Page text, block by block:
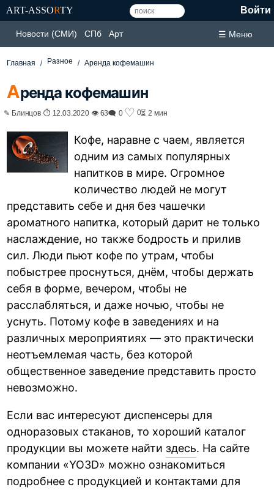
ART-ASSORTY Войти
Новости (СМИ) СПб Арт ☰ Меню
Главная Разное Аренда кофемашин
Аренда кофемашин
✎ Блинцов ⏱ 12.03.2020 👁 63🗨 0 ♡ 0⏳ 2 мин
Кофе, наравне с чаем, является
одним из самых популярных
напитков в мире. Огромное
количество людей не могут
представить себе и дня без чашечки
ароматного напитка, который дарит не только
наслаждение, но также бодрость и прилив
сил. Люди пьют кофе по утрам, чтобы
побыстрее проснуться, днём, чтобы держать
себя в форме, вечером, чтобы не
расслабляться, и даже ночью, чтобы не
уснуть. Потому кофе в заведениях и на
различных мероприятиях — это практически
неотъемлемая часть, без которой
общественное заведение представить просто
невозможно.
Если вас интересуют диспенсеры для
одноразовых стаканов, то хороший каталог
продукции вы можете найти здесь. На сайте
компании «YO3D» можно ознакомиться
подробнее с продукцией и контактами для